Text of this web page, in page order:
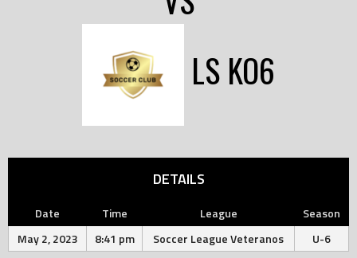
LS KO6
DETAILS
Date Time League
Season
May 2, 2023
8:41 pm Soccer League Veteranos U-6